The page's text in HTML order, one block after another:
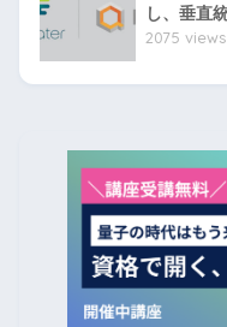
し、垂直
2075 views